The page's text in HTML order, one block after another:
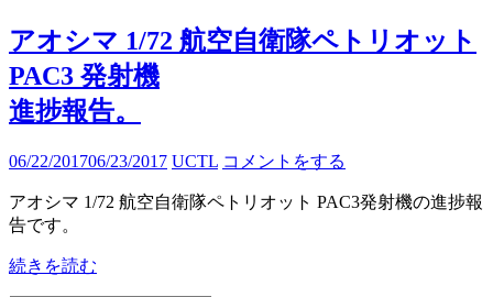
アオシマ 1/72 航空自衛隊ペトリオット
PAC3 発射機
進捗報告。
06/22/201706/23/2017 UCTL コメントをする
アオシマ 1/72 航空自衛隊ペトリオット PAC3発射機の進捗報
告です。
続きを読む